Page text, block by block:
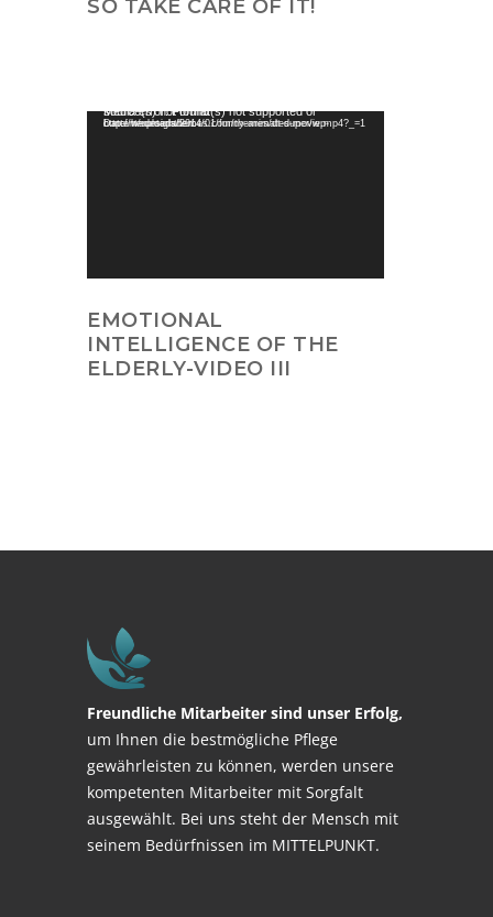
SO TAKE CARE OF IT!
Video-Player
Media error: Format(s) not supported or source(s) not found
Datei herunterladen: http://wedesignthemes.com/themes/dt-super/wp-content/uploads/2014/01/funny-animated-movie.mp4?_=1
EMOTIONAL
INTELLIGENCE OF THE
ELDERLY-VIDEO III
Freundliche Mitarbeiter sind unser Erfolg,
um Ihnen die bestmögliche Pflege
gewährleisten zu können, werden unsere
kompetenten Mitarbeiter mit Sorgfalt
ausgewählt. Bei uns steht der Mensch mit
seinem Bedürfnissen im MITTELPUNKT.